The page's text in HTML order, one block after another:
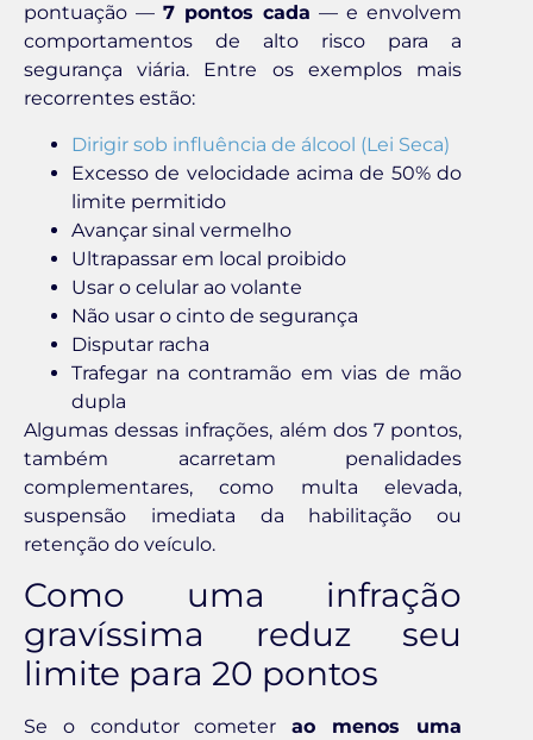
pontuação — 7 pontos cada — e envolvem
comportamentos de alto risco para a
segurança viária. Entre os exemplos mais
recorrentes estão:
Dirigir sob influência de álcool (Lei Seca)
Excesso de velocidade acima de 50% do
limite permitido
Avançar sinal vermelho
Ultrapassar em local proibido
Usar o celular ao volante
Não usar o cinto de segurança
Disputar racha
Trafegar na contramão em vias de mão
dupla
Algumas dessas infrações, além dos 7 pontos,
também acarretam penalidades
complementares, como multa elevada,
suspensão imediata da habilitação ou
retenção do veículo.
Como uma infração
gravíssima reduz seu
limite para 20 pontos
Se o condutor cometerao menos uma